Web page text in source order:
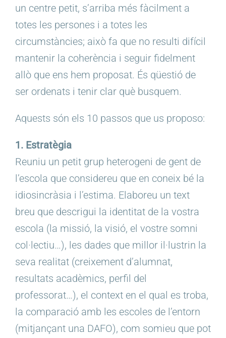
un centre petit, s’arriba més fàcilment a
totes les persones i a totes les
circumstàncies; això fa que no resulti difícil
mantenir la coherència i seguir fidelment
allò que ens hem proposat. És qüestió de
ser ordenats i tenir clar què busquem.
Aquests són els 10 passos que us proposo:
1. Estratègia
Reuniu un petit grup heterogeni de gent de
l’escola que considereu que en coneix bé la
idiosincràsia i l’estima. Elaboreu un text
breu que descrigui la identitat de la vostra
escola (la missió, la visió, el vostre somni
col·lectiu…), les dades que millor il·lustrin la
seva realitat (creixement d’alumnat,
resultats acadèmics, perfil del
professorat…), el context en el qual es troba,
la comparació amb les escoles de l’entorn
(mitjançant una DAFO), com somieu que pot